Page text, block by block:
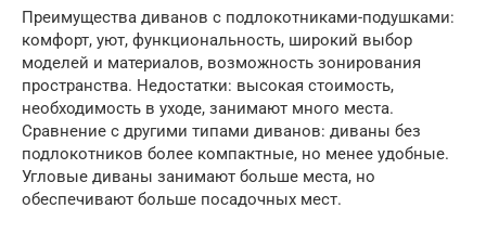
Преимущества диванов с подлокотниками-подушками:
комфорт, уют, функциональность, широкий выбор
моделей и материалов, возможность зонирования
пространства. Недостатки: высокая стоимость,
необходимость в уходе, занимают много места.
Сравнение с другими типами диванов: диваны без
подлокотников более компактные, но менее удобные.
Угловые диваны занимают больше места, но
обеспечивают больше посадочных мест.